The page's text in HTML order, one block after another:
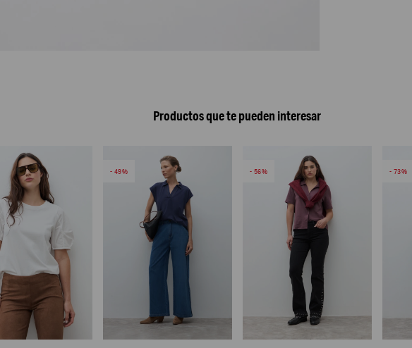
Productos que te pueden interesar
49 56 73